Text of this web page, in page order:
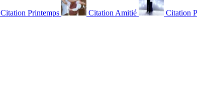
Citation Printemps Citation Amitié Citation